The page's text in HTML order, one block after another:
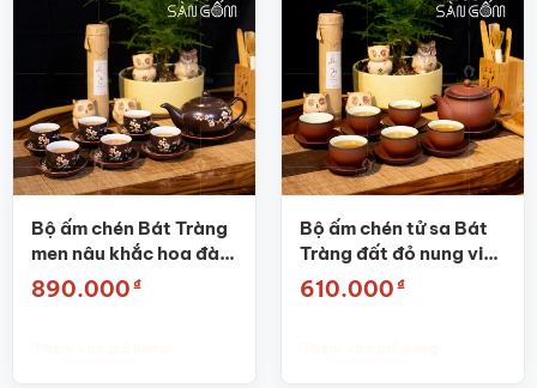
Bộ ấm chén Bát Tràng
men nâu khắc hoa đào
SG-AC19
890.000 ₫
Bộ ấm chén tử sa Bát
Tràng đất đỏ nung viền
đen SG-AC17
610.000 ₫